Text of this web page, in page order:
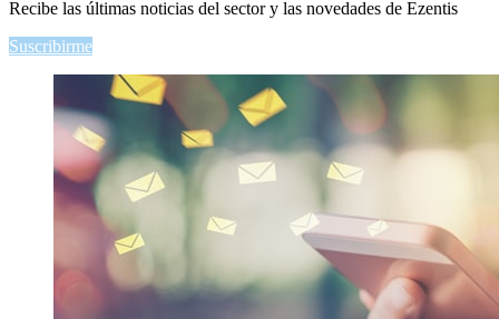
Recibe las últimas noticias del sector y las novedades de Ezentis
Suscribirme